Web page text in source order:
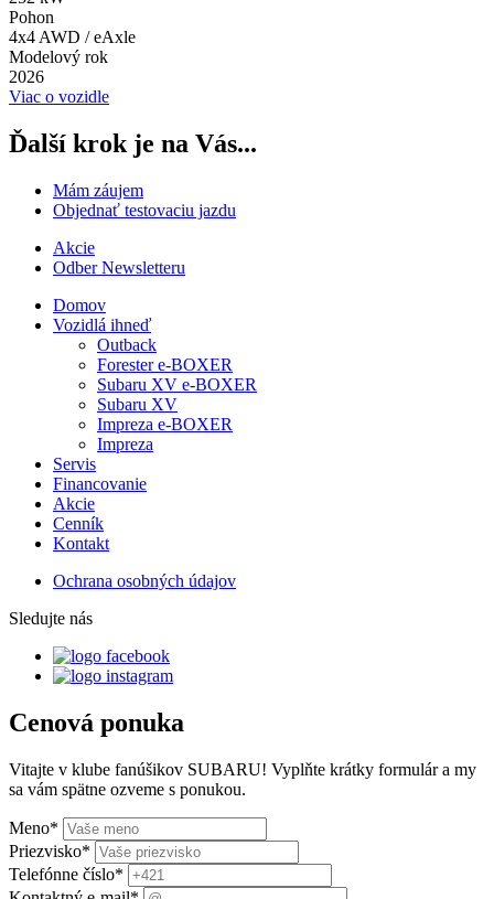
Pohon
4x4 AWD / eAxle
Modelový rok
2026
Viac o vozidle
Ďalší krok je na Vás...
Mám záujem
Objednať testovaciu jazdu
Akcie
Odber Newsletteru
Domov
Vozidlá ihneď
Outback
Forester e-BOXER
Subaru XV e-BOXER
Subaru XV
Impreza e-BOXER
Impreza
Servis
Financovanie
Akcie
Cenník
Kontakt
Ochrana osobných údajov
Sledujte nás
Cenová ponuka
Vitajte v klube fanúšikov SUBARU! Vyplňte krátky formulár a my
sa vám spätne ozveme s ponukou.
Meno*
Priezvisko*
Telefónne číslo*